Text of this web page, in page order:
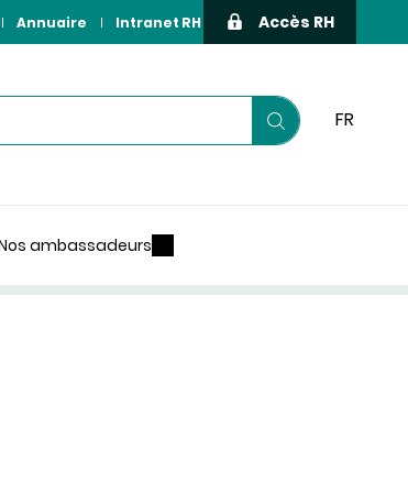
Annuaire Intranet RH Accès RH
Lancer
FR
ambassadeurs